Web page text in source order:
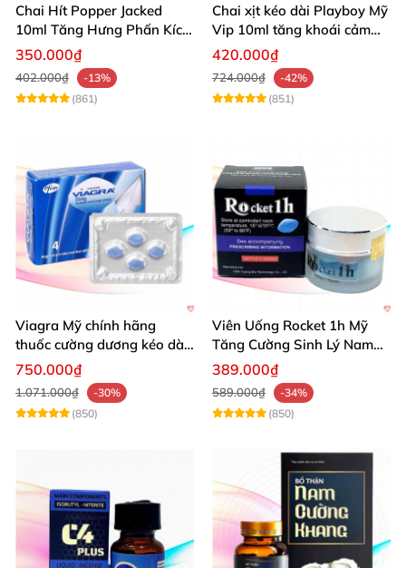
Chai Hít Popper Jacked
10ml Tăng Hưng Phấn Kích
Thích Mạnh Mẽ
350.000₫
402.000₫
-13%
(861)
Chai xịt kéo dài Playboy Mỹ
Vip 10ml tăng khoái cảm
nam
420.000₫
724.000₫
-42%
(851)
Viagra Mỹ chính hãng
thuốc cường dương kéo dài
thời gian hiệu quả cho Nam
750.000₫
1.071.000₫
-30%
(850)
Viên Uống Rocket 1h Mỹ
Tăng Cường Sinh Lý Nam
Hỗ Trợ Mạnh
389.000₫
589.000₫
-34%
(850)